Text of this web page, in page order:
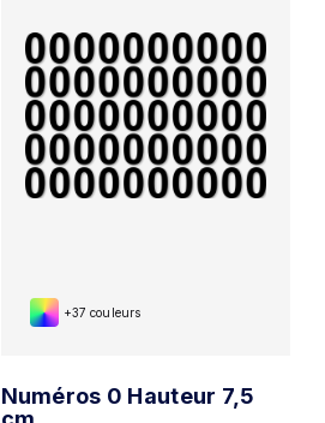
+37 couleurs
Numéros 0 Hauteur 7,5